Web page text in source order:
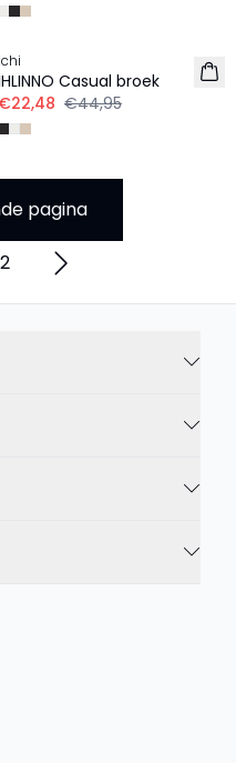
LINNEN
-50%
Ichi
Casual broek
€22,48 €44,95
pagina
2